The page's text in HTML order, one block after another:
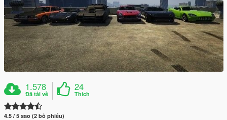
1.578
Đã tải về
24
Thích
4.5 / 5 sao (2 bỏ phiếu)